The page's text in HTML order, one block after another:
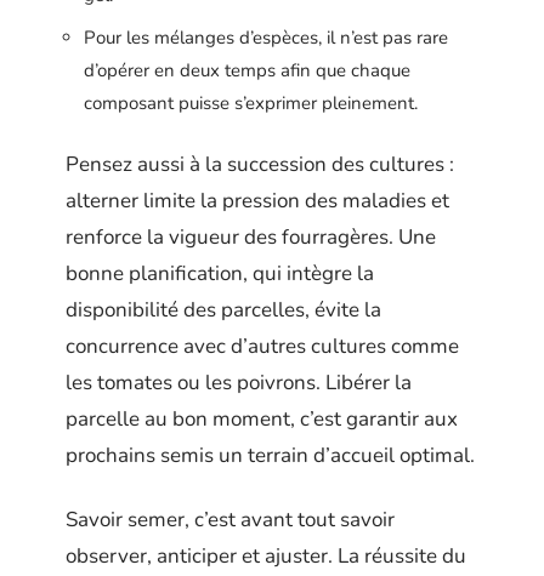
Pour les mélanges d’espèces, il n’est pas rare
d’opérer en deux temps afin que chaque
composant puisse s’exprimer pleinement.
Pensez aussi à la succession des cultures :
alterner limite la pression des maladies et
renforce la vigueur des fourragères. Une
bonne planification, qui intègre la
disponibilité des parcelles, évite la
concurrence avec d’autres cultures comme
les tomates ou les poivrons. Libérer la
parcelle au bon moment, c’est garantir aux
prochains semis un terrain d’accueil optimal.
Savoir semer, c’est avant tout savoir
observer, anticiper et ajuster. La réussite du